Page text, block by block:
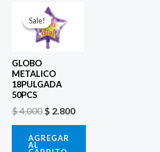
Sale!
Sale!
GLOBO
METALICO
18PULGADA
50PCS
$4.000
El
precio
original
era:
$ 2.800
AGREGAR
AL